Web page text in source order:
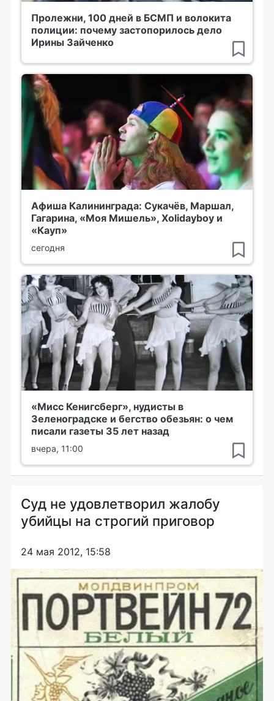
Пролежни, 100 дней в БСМП и волокита
полиции: почему застопорилось дело
Ирины Зайченко
Афиша Калининграда: Сукачёв, Маршал,
Гагарина, «Моя Мишель», Xolidayboy и
«Кауп»
сегодня
«Мисс Кенигсберг», нудисты в
Зеленоградске и бегство обезьян: о чем
писали газеты 35 лет назад
вчера, 11:00
Суд не удовлетворил жалобу
убийцы на строгий приговор
24 мая 2012, 15:58